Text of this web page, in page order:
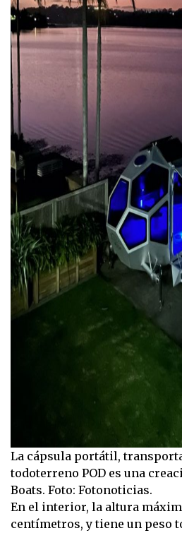
La cápsula portátil,
todoterreno POD es una
Boats. Foto: Fotonoticias.
En el interior, la altura
centímetros, y tiene un peso